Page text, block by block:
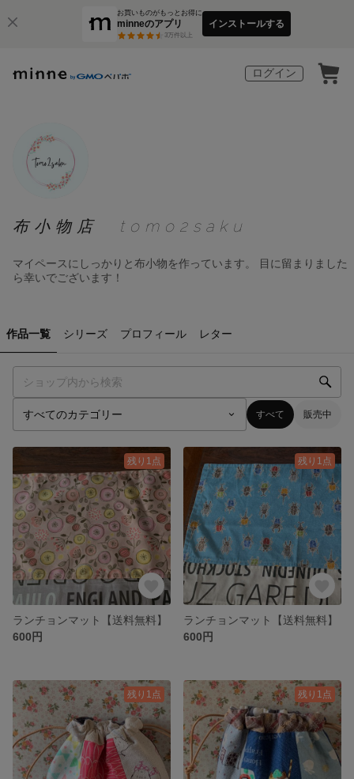
お買いものがもっとお得に
minneのアプリ
3万件以上
インストールする
ログイン
布小物店 tomo2saku
マイペースにしっかりと布小物を作っています。 目に留まりました
ら幸いでございます！
作品一覧 シリーズ プロフィール レター
すべて 販売中
残り1点
ランチョンマット【送料無料】
600円
残り1点
ランチョンマット【送料無料】
600円
残り1点 残り1点